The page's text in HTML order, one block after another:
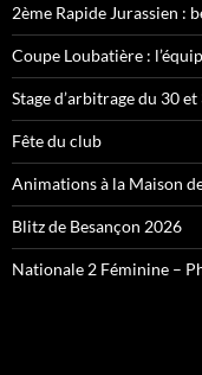
2ème Rapide Jurassien :
Coupe Loubatière :
Stage d’arbitrage du 30 et
Fête du club
Animations à la Maison
Blitz de Besançon 2026
Nationale 2 Féminine –